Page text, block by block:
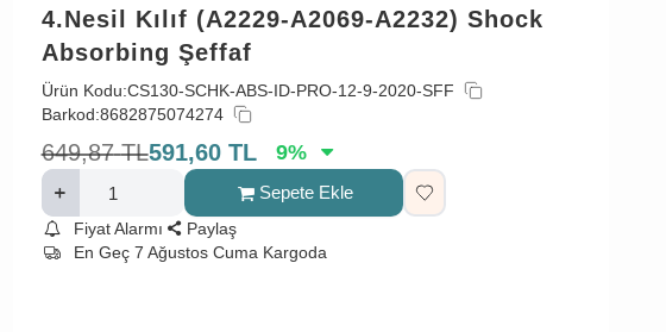
4.Nesil Kılıf (A2229-A2069-A2232) Shock
Absorbing Şeffaf
Ürün Kodu:CS130-SCHK-ABS-ID-PRO-12-9-2020-SFF
Barkod:8682875074274
649,87 TL591,60 TL 9%
Sepete Ekle
Fiyat Alarmı
Paylaş
En Geç 7 Ağustos Cuma Kargoda